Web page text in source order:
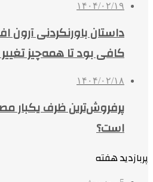
۱۴۰۴/۰۲/۱۹
داستان باورنکردنی
کافی بود تا همه‌چیز
۱۴۰۴/۰۲/۱۸
پرفروش‌ترین ظرف یکبار
است؟
پربازدید هفته